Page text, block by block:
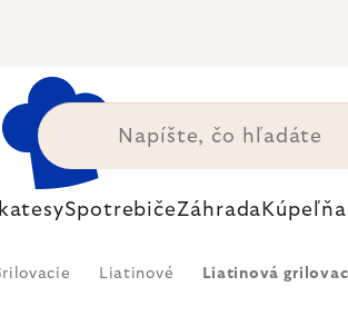
SpotrebičeZáhrada Kúpeľňa
Liatinové Liatinová